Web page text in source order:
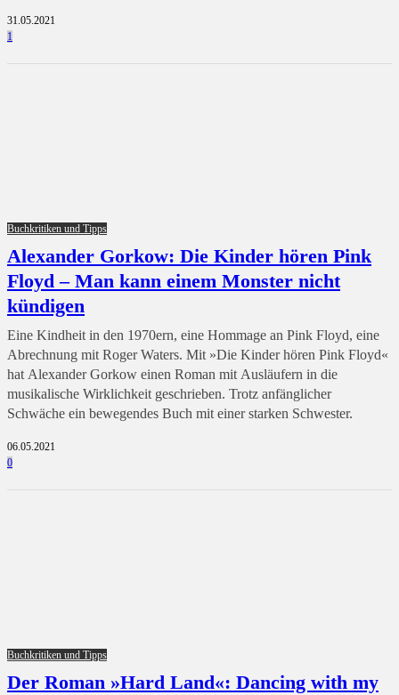
31.05.2021
1
Buchkritiken und Tipps
Alexander Gorkow: Die Kinder hören Pink
Floyd – Man kann einem Monster nicht
kündigen
Eine Kindheit in den 1970ern, eine Hommage an Pink Floyd, eine
Abrechnung mit Roger Waters. Mit »Die Kinder hören Pink Floyd«
hat Alexander Gorkow einen Roman mit Ausläufern in die
musikalische Wirklichkeit geschrieben. Trotz anfänglicher
Schwäche ein bewegendes Buch mit einer starken Schwester.
06.05.2021
0
Buchkritiken und Tipps
Der Roman »Hard Land«: Dancing with my